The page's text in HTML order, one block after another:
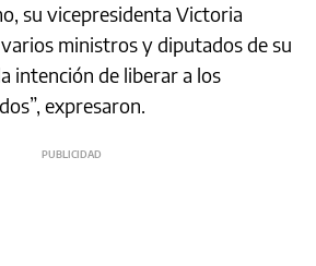
su vicepresidenta Victoria
ministros y diputados de su
intención de liberar a los
expresaron.